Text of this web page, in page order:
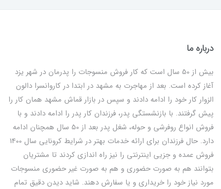
درباره ما
بیش از 50 سال است که کار فروش منسوجات را پدرمان در شهر یزد
آغاز کرده است. بعد از مهاجرت به مشهد در ابتدا در کاروانسرا دالون
الزوار کار خود را ادامه دادند و سپس در بازار قماش مشهد همان کار را
پیش گرفتند. با بازنشستگی پدر، فرزندان کار پدر را ادامه دادند و با
فروش انواع روفرشی و حوله، شغل پدر بعد از 50 سال همچنان ادامه
دارد. حال فرزندان برای ارائه خدمات بهتر در شرایط کرونایی سال 1400
فروش عمده و جزیی اینترنتی را نیز راه اندازی کردند تا مشتریان
بتوانند هم به صورت حضوری و هم به صورت غیر حضوری منسوجات
مورد نیاز خود را خریداری و یا سفارش دهند. شاید دیدن دقیق تمام